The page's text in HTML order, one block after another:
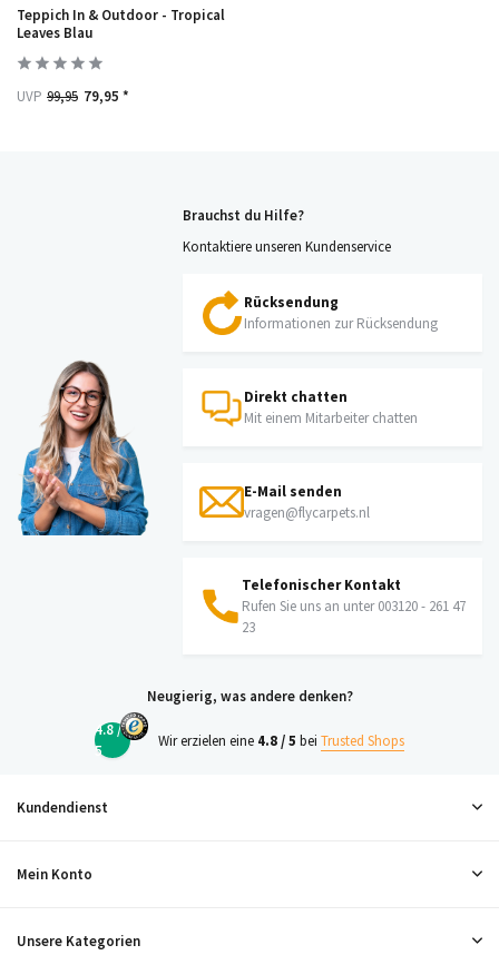
Teppich In & Outdoor - Tropical
Leaves Blau
UVP 99,95 79,95 *
Brauchst du Hilfe?
Kontaktiere unseren Kundenservice
Rücksendung
Informationen zur Rücksendung
Direkt chatten
Mit einem Mitarbeiter chatten
E-Mail senden
vragen@flycarpets.nl
Telefonischer Kontakt
Rufen Sie uns an unter 003120 - 261 47
23
Neugierig, was andere denken?
4.8 /
5
Wir erzielen eine 4.8 / 5 bei Trusted Shops
Kundendienst
Mein Konto
Unsere Kategorien